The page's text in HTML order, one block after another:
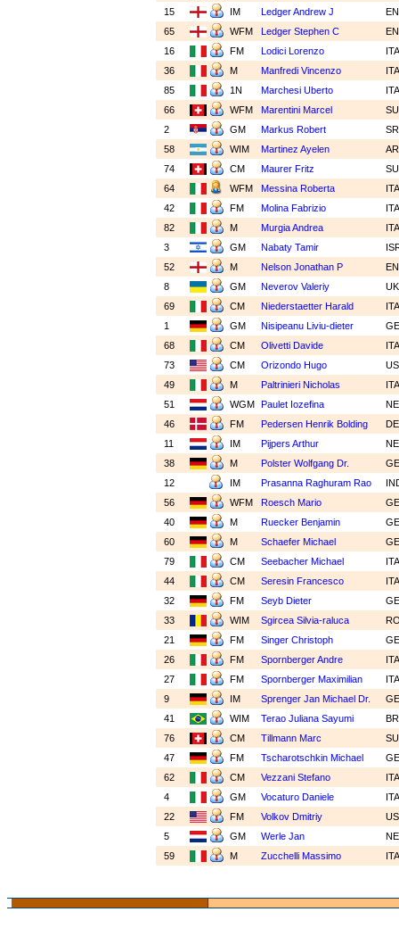
15
IM Ledger Andrew J
65
WFM Ledger Stephen C
16
FM Lodici Lorenzo
36
M Manfredi Vincenzo
85
1N Marchesi Uberto
66
WFM Marentini Marcel
2
GM Markus Robert
58
WIM Martinez Ayelen
74
CM Maurer Fritz
64
WFM Messina Roberta
42
FM Molina Fabrizio
82
M Murgia Andrea
3
GM Nabaty Tamir
52
M Nelson Jonathan P
8
GM Neverov Valeriy
69
CM Niederstaetter Harald
1
GM Nisipeanu Liviu-dieter
68
CM Olivetti Davide
73
CM Orizondo Hugo
49
M Paltrinieri Nicholas
51
WGM Paulet Iozefina
46
FM Pedersen Henrik Bolding
11
IM Pijpers Arthur
38
M Polster Wolfgang Dr.
12
IM Prasanna Raghuram Rao
56
WFM Roesch Mario
40
M Ruecker Benjamin
60
M Schaefer Michael
79
CM Seebacher Michael
44
CM Seresin Francesco
32
FM Seyb Dieter
33
WIM Sgircea Silvia-raluca
21
FM Singer Christoph
26
FM Spornberger Andre
27
FM Spornberger Maximilian
9
IM Sprenger Jan Michael Dr.
41
WIM Terao Juliana Sayumi
76
CM Tillmann Marc
47
FM Tscharotschkin Michael
62
CM Vezzani Stefano
4
GM Vocaturo Daniele
22
FM Volkov Dmitriy
5
GM Werle Jan
59
M Zucchelli Massimo